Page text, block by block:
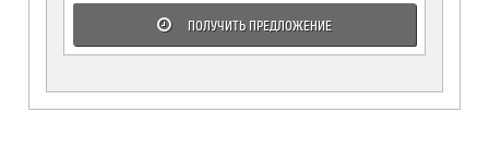
ПОЛУЧИТЬ ПРЕДЛОЖЕНИЕ